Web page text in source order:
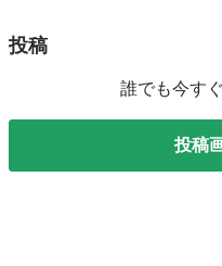
投稿
誰でも今す
投稿